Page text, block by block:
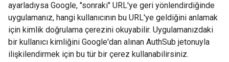
ayarladıysa Google, "sonraki" URL'ye geri yönlendirdiğinde
uygulamanız, hangi kullanıcının bu URL'ye geldiğini anlamak
için kimlik doğrulama çerezini okuyabilir. Uygulamanızdaki
bir kullanıcı kimliğini Google'dan alınan AuthSub jetonuyla
ilişkilendirmek için bu tür bir çerez kullanabilirsiniz.